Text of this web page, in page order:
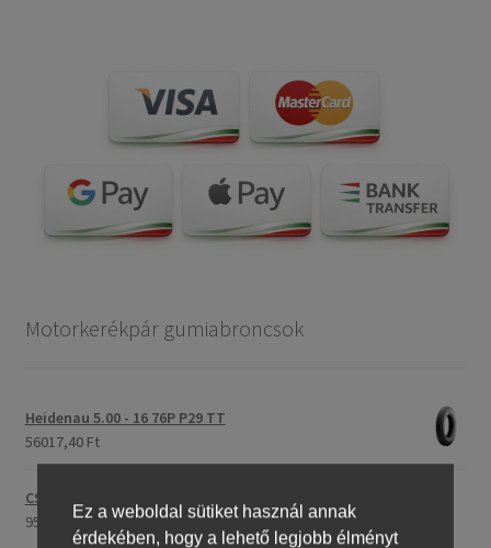
Motorkerékpár gumiabroncsok
Heidenau 5.00 - 16 76P P29 TT
56017,40 Ft
CST C-186 3.00 - 23 59P TT (első/hátsó)
95187,21 Ft
Ez a weboldal sütiket használ annak
érdekében, hogy a lehető legjobb élményt